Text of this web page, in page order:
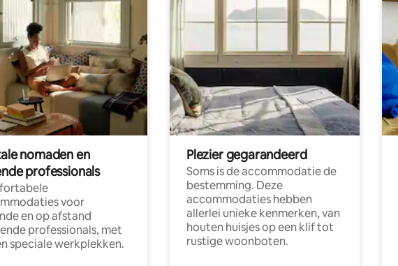
nomaden en
professionals
voor
en op afstand
professionals, met
speciale werkplekken.
Plezier gegarandeerd
Soms is de accommodatie de
bestemming. Deze
accommodaties hebben
allerlei unieke kenmerken, van
houten huisjes op een klif tot
rustige woonboten.